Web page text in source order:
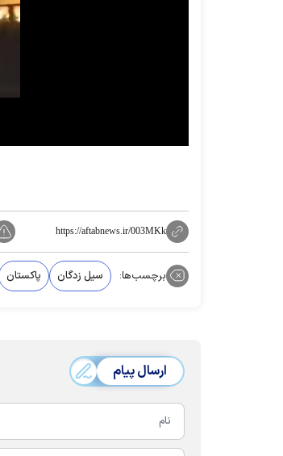
https://aftabnews.ir/003MKk
برچسب‌ها: سیل زدگان پاکستان
ارسال پیام